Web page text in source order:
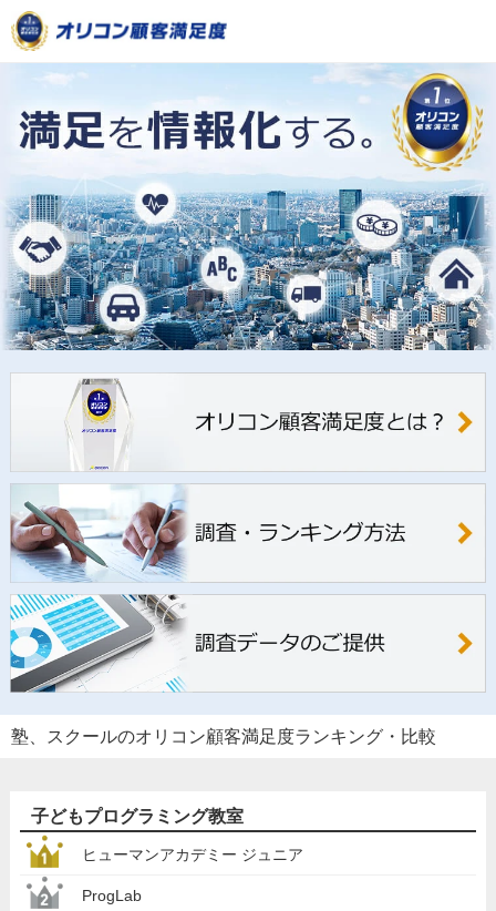
塾、スクールのオリコン顧客満足度ランキング・比較
子どもプログラミング教室
ヒューマンアカデミー ジュニア
ProgLab